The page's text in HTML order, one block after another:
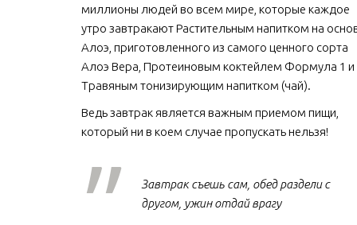
миллионы людей во всем мире, которые каждое
утро завтракают Растительным напитком на
Алоэ, приготовленного из самого ценного сорта
Алоэ Вера, Протеиновым коктейлем Формула 1 и
Травяным тонизирующим напитком (чай).
Ведь завтрак является важным приемом пищи,
который ни в коем случае пропускать нельзя!
Завтрак съешь сам, обед раздели с
другом, ужин отдай врагу